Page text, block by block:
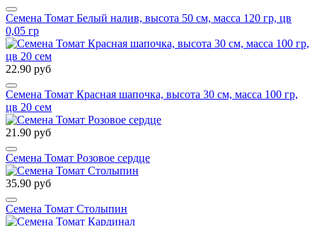
Семена Томат Белый налив, высота 50 см, масса 120 гр, цв
0,05 гр
22.90 руб
Семена Томат Красная шапочка, высота 30 см, масса 100 гр,
цв 20 сем
21.90 руб
Семена Томат Розовое сердце
35.90 руб
Семена Томат Столыпин